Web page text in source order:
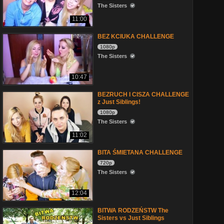
11:00
The Sisters
10:47
BEZ KCIUKA CHALLENGE
1080p
The Sisters
11:02
BEZRUCH I CISZA CHALLENGE
z Just Siblings!
1080p
The Sisters
12:04
BITA ŚMIETANA CHALLENGE
720p
The Sisters
BITWA RODZEŃSTW The
Sisters vs Just Siblings